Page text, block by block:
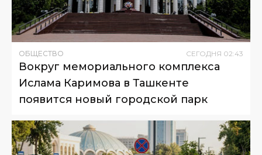
ОБЩЕСТВО СЕГОДНЯ 02:43
Вокруг мемориального комплекса
Ислама Каримова в Ташкенте
появится новый городской парк